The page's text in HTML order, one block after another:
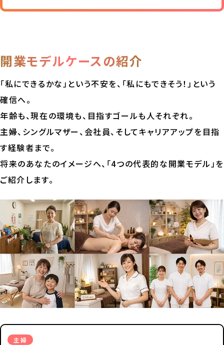
開業モデルケースの紹介
「私にできるかな」という不安を、「私にもできそう！」という
確信へ。
年齢も、現在の環境も、目指すゴールも人それぞれ。
主婦、シングルマザー、会社員、そしてキャリアアップを目指
す経験者まで。
将来のあなたのイメージへ、「4つの代表的な開業モデル」を
ご紹介します。
主婦